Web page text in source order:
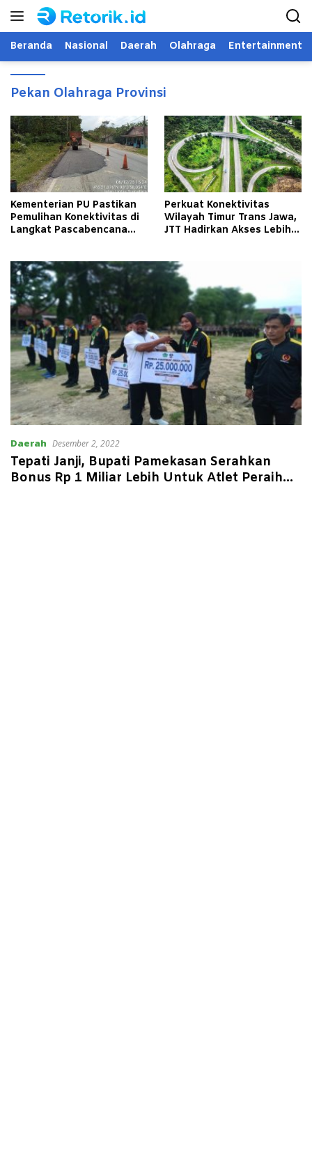
Langsung
Beranda Nasional Daerah Olahraga Entertainment
Pekan Olahraga Provinsi
Kementerian PU Pastikan
Pemulihan Konektivitas di
Langkat Pascabencana
Perkuat Konektivitas
Wilayah Timur Trans Jawa,
JTT Hadirkan Akses Lebih
Daerah Desember 2, 2022
Tepati Janji, Bupati Pamekasan Serahkan
Bonus Rp 1 Miliar Lebih Untuk Atlet Peraih